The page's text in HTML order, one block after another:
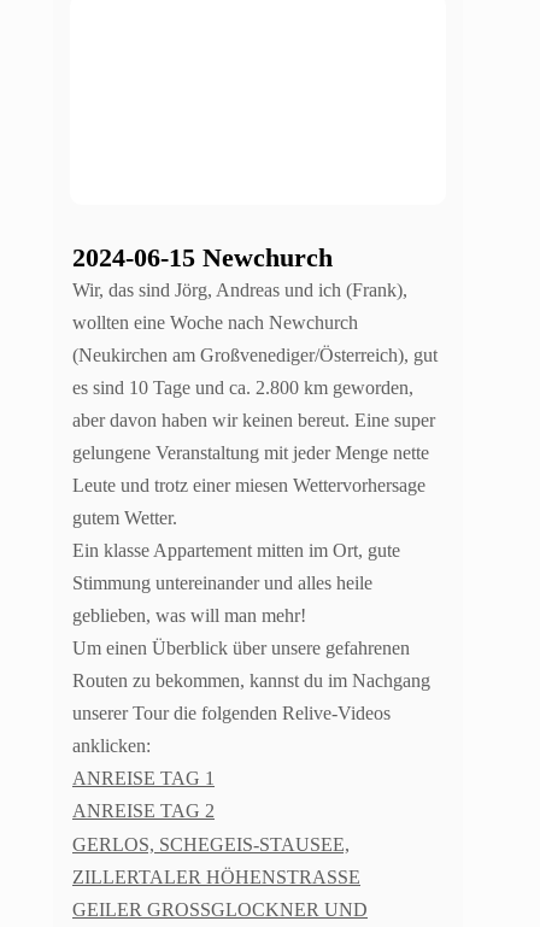
2024-06-15 Newchurch
Wir, das sind Jörg, Andreas und ich (Frank),
wollten eine Woche nach Newchurch
(Neukirchen am Großvenediger/Österreich), gut
es sind 10 Tage und ca. 2.800 km geworden,
aber davon haben wir keinen bereut. Eine super
gelungene Veranstaltung mit jeder Menge nette
Leute und trotz einer miesen Wettervorhersage
gutem Wetter.
Ein klasse Appartement mitten im Ort, gute
Stimmung untereinander und alles heile
geblieben, was will man mehr!
Um einen Überblick über unsere gefahrenen
Routen zu bekommen, kannst du im Nachgang
unserer Tour die folgenden Relive-Videos
anklicken:
ANREISE TAG 1
ANREISE TAG 2
GERLOS, SCHEGEIS-STAUSEE,
ZILLERTALER HÖHENSTRASSE
GEILER GROSSGLOCKNER UND